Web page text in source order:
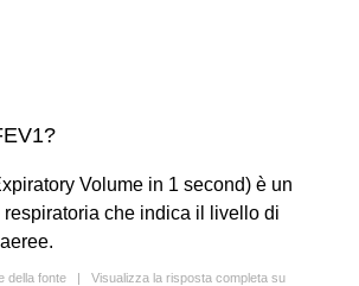
Volume in 1 second) è un
che indica il livello di
della fonte | Visualizza la risposta completa su